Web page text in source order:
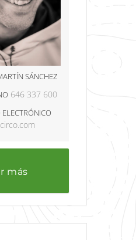
SÁNCHEZ
646 337 600
más